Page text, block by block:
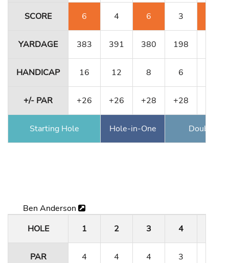
SCORE 6 4 6 3
YARDAGE 383 391 380 198
HANDICAP 16 12 8 6
+/- PAR +26 +26 +28 +28
Starting Hole Hole-in-One Double
Ben Anderson
HOLE
1 2 3 4
PAR 4 4 4 3